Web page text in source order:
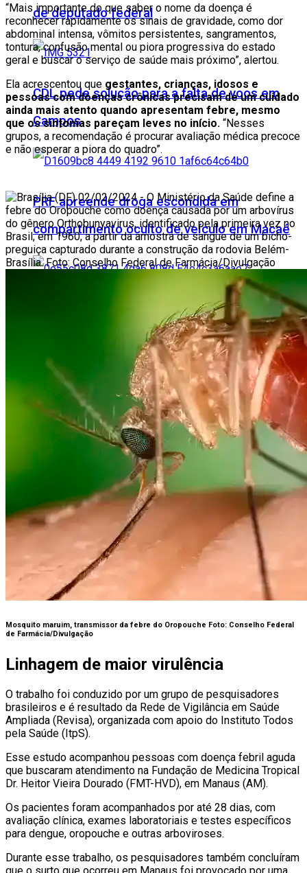
de deputado federal
CDL pede solução para a falta de voos em
Campos
PRF apreende droga escondida em
compartimento oculto de veículo em Macaé
Inovação campista ganha palco global
Comércio campista poderá abrir no feriado
desta quinta (6) do São Salvador
“Mais importante do que saber o nome da doença é
reconhecer rapidamente os sinais de gravidade, como dor
abdominal intensa, vômitos persistentes, sangramentos,
tontura, confusão mental ou piora progressiva do estado
geral e buscar o serviço de saúde mais próximo”, alertou.
Ela acrescentou que gestantes, crianças, idosos e
pessoas com doenças crônicas precisam de um cuidado
ainda mais atento quando apresentam febre, mesmo
que os sintomas pareçam leves no início. “Nesses
grupos, a recomendação é procurar avaliação médica precoce
e não esperar a piora do quadro”.
Mosquito maruim, transmissor da febre do Oropouche Foto: Conselho Federal
de Farmácia/Divulgação
Linhagem de maior virulência
O trabalho foi conduzido por um grupo de pesquisadores
brasileiros e é resultado da Rede de Vigilância em Saúde
Ampliada (Revisa), organizada com apoio do Instituto Todos
pela Saúde (ItpS).
Esse estudo acompanhou pessoas com doença febril aguda
que buscaram atendimento na Fundação de Medicina Tropical
Dr. Heitor Vieira Dourado (FMT-HVD), em Manaus (AM).
Os pacientes foram acompanhados por até 28 dias, com
avaliação clínica, exames laboratoriais e testes específicos
para dengue, oropouche e outras arboviroses.
Durante esse trabalho, os pesquisadores também concluíram